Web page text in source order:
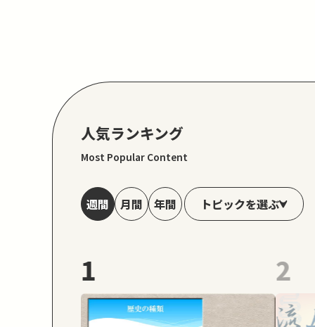
人気ランキング
Most Popular Content
週間 月間 年間 トピックを選ぶ
1 2